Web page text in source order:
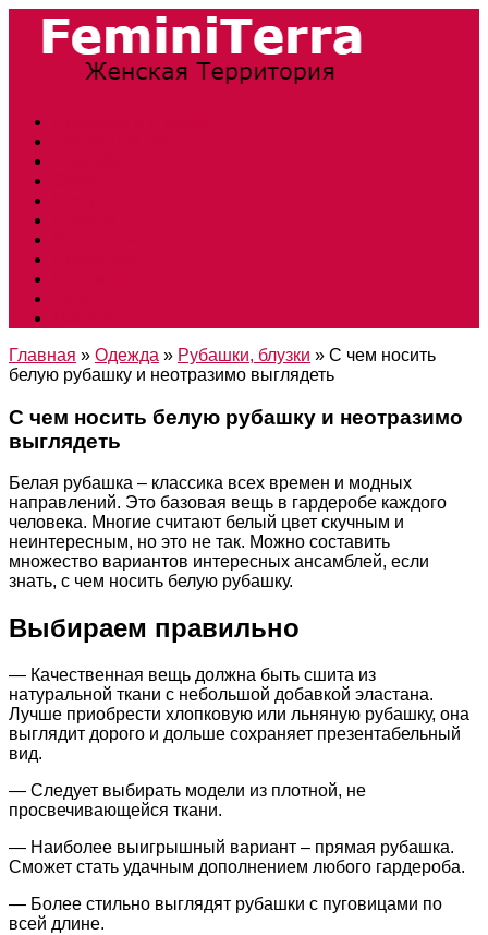
Главная » Одежда » Рубашки, блузки » С чем носить
белую рубашку и неотразимо выглядеть
С чем носить белую рубашку и неотразимо
выглядеть
Белая рубашка – классика всех времен и модных
направлений. Это базовая вещь в гардеробе каждого
человека. Многие считают белый цвет скучным и
неинтересным, но это не так. Можно составить
множество вариантов интересных ансамблей, если
знать, с чем носить белую рубашку.
Выбираем правильно
— Качественная вещь должна быть сшита из
натуральной ткани с небольшой добавкой эластана.
Лучше приобрести хлопковую или льняную рубашку, она
выглядит дорого и дольше сохраняет презентабельный
вид.
— Следует выбирать модели из плотной, не
просвечивающейся ткани.
— Наиболее выигрышный вариант – прямая рубашка.
Сможет стать удачным дополнением любого гардероба.
— Более стильно выглядят рубашки с пуговицами по
всей длине.